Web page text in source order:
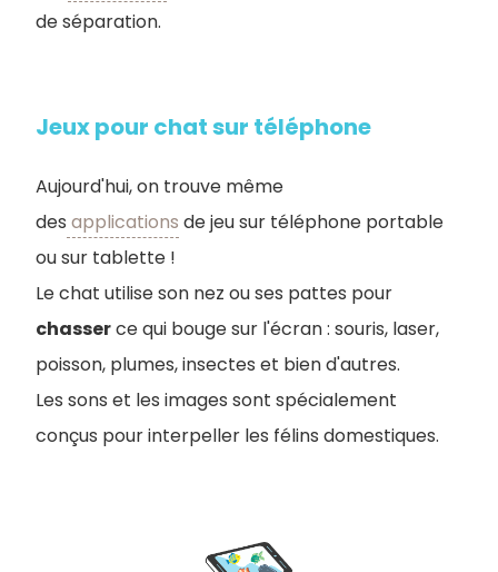
de séparation.
Jeux pour chat sur téléphone
Aujourd'hui, on trouve même
des applications de jeu sur téléphone portable
ou sur tablette !
Le chat utilise son nez ou ses pattes pour
chasserce qui bouge sur l'écran : souris, laser,
poisson, plumes, insectes et bien d'autres.
Les sons et les images sont spécialement
conçus pour interpeller les félins domestiques.